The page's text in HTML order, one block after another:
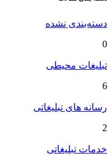
دسته‌بندی نشده
0
تبلیغات محیطی
6
رسانه های تبلیغاتی
2
خدمات تبلیغاتی